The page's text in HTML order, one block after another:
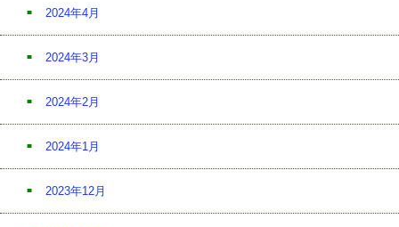
2024年4月
2024年3月
2024年2月
2024年1月
2023年12月